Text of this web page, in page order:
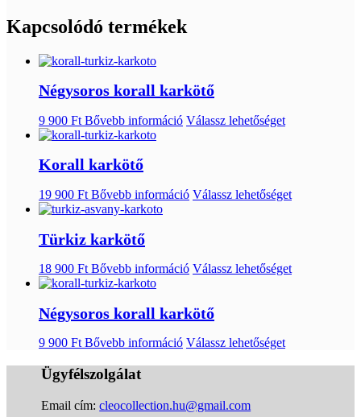
Kapcsolódó termékek
Négysoros korall karkötő
9 900 Ft Bővebb információ Válassz lehetőséget
Korall karkötő
19 900 Ft Bővebb információ Válassz lehetőséget
Türkiz karkötő
18 900 Ft Bővebb információ Válassz lehetőséget
Négysoros korall karkötő
9 900 Ft Bővebb információ Válassz lehetőséget
Ügyfélszolgálat
Email cím:cleocollection.hu@gmail.com